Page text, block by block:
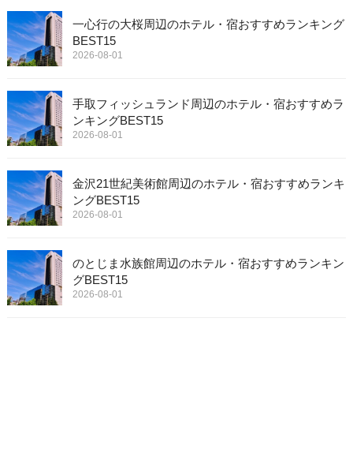
一心行の大桜周辺のホテル・宿おすすめランキング
BEST15
2026-08-01
手取フィッシュランド周辺のホテル・宿おすすめラ
ンキングBEST15
2026-08-01
金沢21世紀美術館周辺のホテル・宿おすすめランキ
ングBEST15
2026-08-01
のとじま水族館周辺のホテル・宿おすすめランキン
グBEST15
2026-08-01